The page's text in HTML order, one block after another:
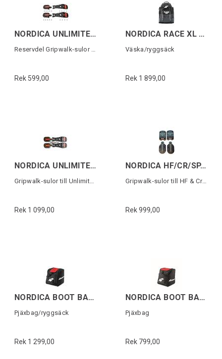
NORDICA UNLIMITED GW PU SOLES
Reservdel Gripwalk-sulor (1 par)
Rek 599,00
NORDICA RACE XL GEAR PACK DOMME Svart
Väska/ryggsäck
Rek 1 899,00
NORDICA UNLIMITED GW MICHELIN SOLES
Gripwalk-sulor till Unlimited (1 par)
Rek 1 099,00
NORDICA HF/CR/SP.J(22) GW MICHELIN SOLES
Gripwalk-sulor till HF & Cruise (1 par)
Rek 999,00
NORDICA BOOT BACKPACK Svart/Röd
Pjäxbag/ryggsäck
Rek 1 299,00
NORDICA BOOT BAG Svart/Röd
Pjäxbag
Rek 799,00